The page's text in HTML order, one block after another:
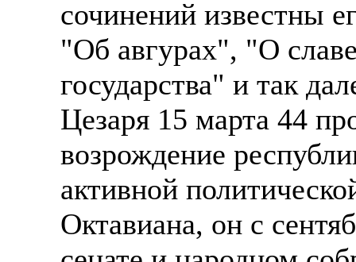
сочинений известны
"Об авгурах", "О
государства" и так
Цезаря 15 марта 44
возрождение
активной
Октавиана, он с